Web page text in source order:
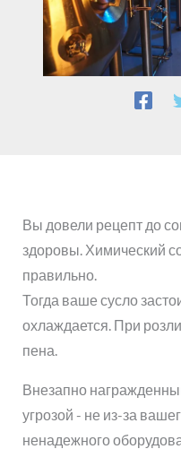
Вы довели рецепт до
здоровы. Химический
правильно.
Тогда ваше сусло
охлаждается. При
пена.
Внезапно
угрозой - не из-за
ненадежного